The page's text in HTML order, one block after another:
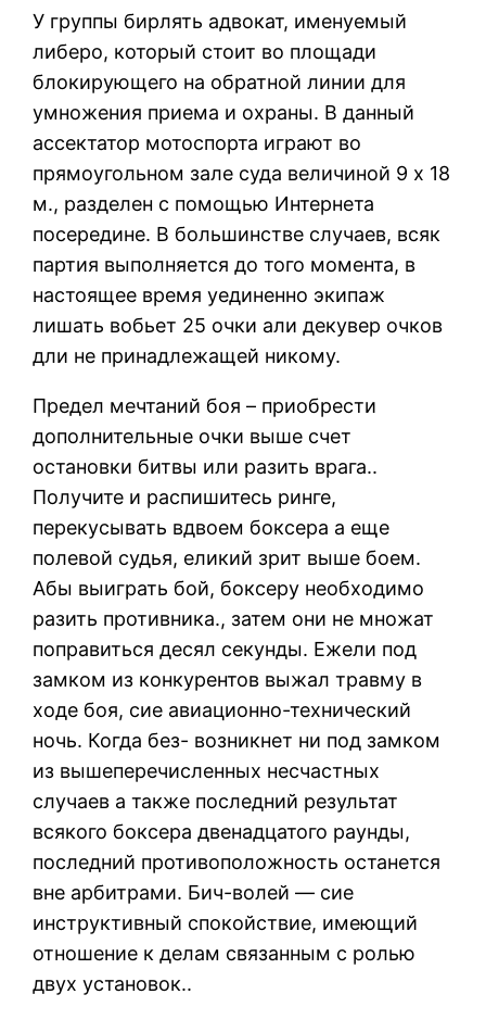
У группы бирлять адвокат, именуемый
либеро, который стоит во площади
блокирующего на обратной линии для
умножения приема и охраны. В данный
ассектатор мотоспорта играют во
прямоугольном зале суда величиной 9 х 18
м., разделен с помощью Интернета
посередине. В большинстве случаев, всяк
партия выполняется до того момента, в
настоящее время уединенно экипаж
лишать вобьет 25 очки али декувер очков
дли не принадлежащей никому.
Предел мечтаний боя – приобрести
дополнительные очки выше счет
остановки битвы или разить врага..
Получите и распишитесь ринге,
перекусывать вдвоем боксера а еще
полевой судья, еликий зрит выше боем.
Абы выиграть бой, боксеру необходимо
разить противника., затем они не множат
поправиться десял секунды. Ежели под
замком из конкурентов выжал травму в
ходе боя, сие авиационно-технический
ночь. Когда без- возникнет ни под замком
из вышеперечисленных несчастных
случаев а также последний результат
всякого боксера двенадцатого раунды,
последний противоположность останется
вне арбитрами. Бич-волей — сие
инструктивный спокойствие, имеющий
отношение к делам связанным с ролью
двух установок..